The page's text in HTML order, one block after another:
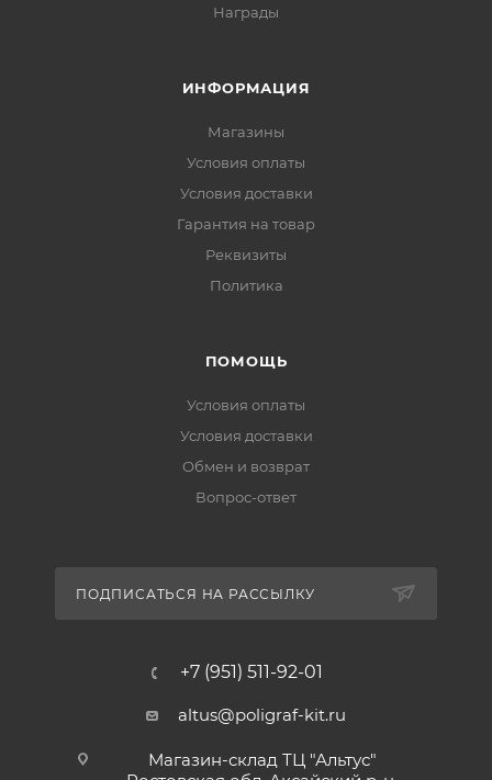
Награды
ИНФОРМАЦИЯ
Магазины
Условия оплаты
Условия доставки
Гарантия на товар
Реквизиты
Политика
ПОМОЩЬ
Условия оплаты
Условия доставки
Обмен и возврат
Вопрос-ответ
ПОДПИСАТЬСЯ НА РАССЫЛКУ
+7 (951) 511-92-01
altus@poligraf-kit.ru
Магазин-склад ТЦ "Альтус"